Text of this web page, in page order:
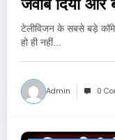
क्यों की..
टेलीविजन के सबसे बड़े
हो ही नहीं…
Admin 0